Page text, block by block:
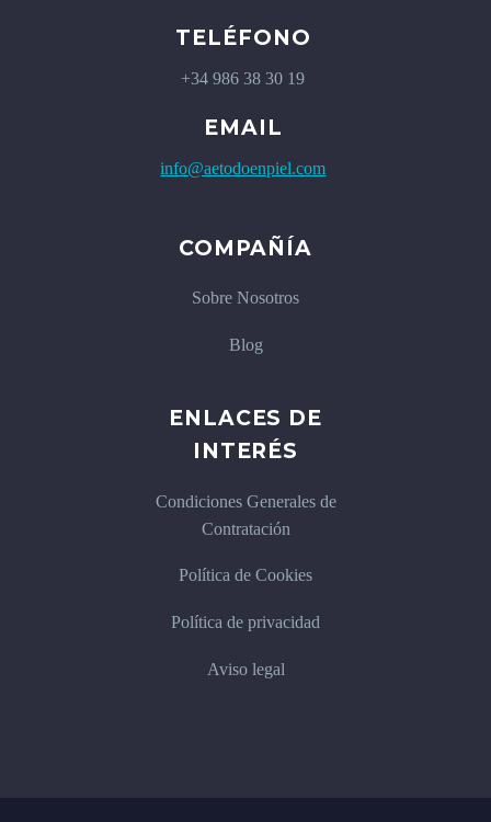
TELÉFONO
+34 986 38 30 19
EMAIL
info@aetodoenpiel.com
COMPAÑÍA
Sobre Nosotros
Blog
ENLACES DE
INTERÉS
Condiciones Generales de
Contratación
Política de Cookies
Política de privacidad
Aviso legal